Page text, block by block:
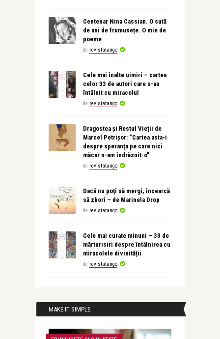
Centenar Nina Cassian. O sută
de ani de frumusețe. O mie de
poeme
de revistatango
Cele mai înalte uimiri – cartea
celor 33 de autori care s-au
întâlnit cu miracolul
de revistatango
Dragostea și Restul Vieții de
Marcel Petrișor: “Cartea asta-i
despre speranța pe care nici
măcar n-am îndrăznit-o”
de revistatango
Dacă nu poţi să mergi, încearcă
să zbori – de Marinela Drop
de revistatango
Cele mai curate minuni – 33 de
mărturisiri despre întâlnirea cu
miracolele divinității
de revistatango
MAKE IT SIMPLE